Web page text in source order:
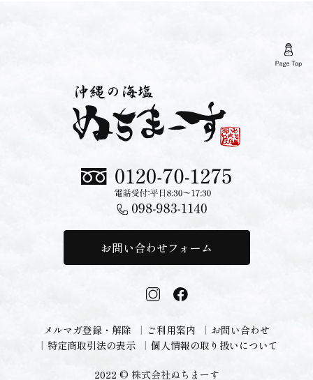
お問い合わせフォーム
メルマガ登録・解除 ご利用案内
お問い合わせ
特定商取引法の表示
個人情報の取り扱いについて
2022 © 株式会社ぬちまーす